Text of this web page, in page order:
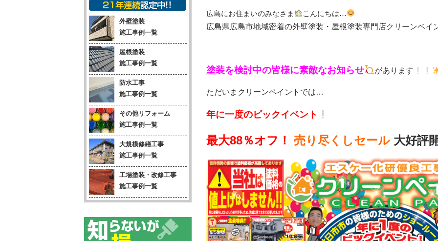
広島にお住まいのみなさま
こんにちは…
広島県広島市地域密着の外壁塗装・屋根塗装専門店クリーンペイ
塗装を検討中の皆様に素敵なお知らせ があります
ただいまクリーンペイントでは…
年に一度のビックイベント
最大88％オフ！ 売り尽くしセール 大好評
外壁塗装
施工事例一覧
屋根塗装
施工事例一覧
防水工事
施工事例一覧
その他リフォーム
施工事例一覧
大規模修繕工事
施工事例一覧
工場塗装・改修工事
施工事例一覧